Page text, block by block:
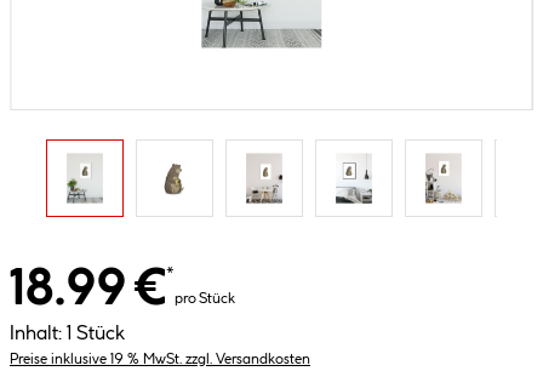
18.99 €*
pro Stück
Inhalt: 1 Stück
Preise inklusive 19 % MwSt. zzgl. Versandkosten